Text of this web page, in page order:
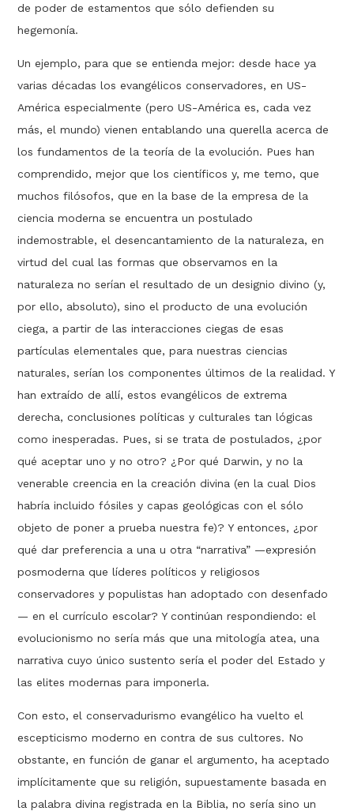
de poder de estamentos que sólo defienden su
hegemonía.
Un ejemplo, para que se entienda mejor: desde hace ya
varias décadas los evangélicos conservadores, en US-
América especialmente (pero US-América es, cada vez
más, el mundo) vienen entablando una querella acerca de
los fundamentos de la teoría de la evolución. Pues han
comprendido, mejor que los científicos y, me temo, que
muchos filósofos, que en la base de la empresa de la
ciencia moderna se encuentra un postulado
indemostrable, el desencantamiento de la naturaleza, en
virtud del cual las formas que observamos en la
naturaleza no serían el resultado de un designio divino (y,
por ello, absoluto), sino el producto de una evolución
ciega, a partir de las interacciones ciegas de esas
partículas elementales que, para nuestras ciencias
naturales, serían los componentes últimos de la realidad. Y
han extraído de allí, estos evangélicos de extrema
derecha, conclusiones políticas y culturales tan lógicas
como inesperadas. Pues, si se trata de postulados, ¿por
qué aceptar uno y no otro? ¿Por qué Darwin, y no la
venerable creencia en la creación divina (en la cual Dios
habría incluido fósiles y capas geológicas con el sólo
objeto de poner a prueba nuestra fe)? Y entonces, ¿por
qué dar preferencia a una u otra “narrativa” —expresión
posmoderna que líderes políticos y religiosos
conservadores y populistas han adoptado con desenfado
— en el currículo escolar? Y continúan respondiendo: el
evolucionismo no sería más que una mitología atea, una
narrativa cuyo único sustento sería el poder del Estado y
las elites modernas para imponerla.
Con esto, el conservadurismo evangélico ha vuelto el
escepticismo moderno en contra de sus cultores. No
obstante, en función de ganar el argumento, ha aceptado
implícitamente que su religión, supuestamente basada en
la palabra divina registrada en la Biblia, no sería sino un